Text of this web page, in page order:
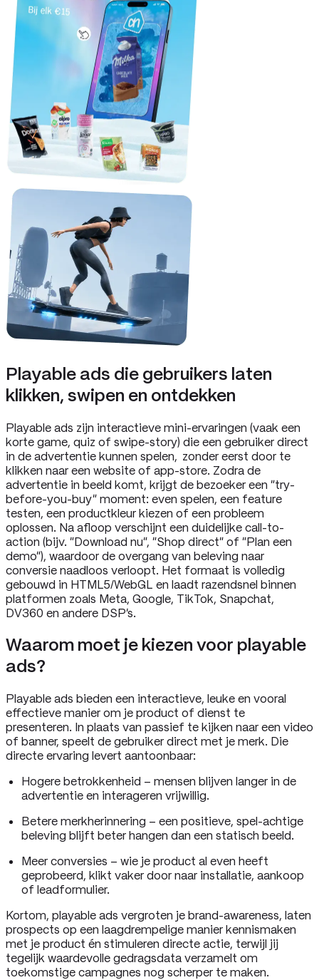
Playable ads die gebruikers laten
klikken, swipen en ontdekken
Playable ads zijn interactieve mini-ervaringen (vaak een
korte game, quiz of swipe-story) die een gebruiker direct
in de advertentie kunnen spelen, zonder eerst door te
klikken naar een website of app-store. Zodra de
advertentie in beeld komt, krijgt de bezoeker een “try-
before-you-buy” moment: even spelen, een feature
testen, een productkleur kiezen of een probleem
oplossen. Na afloop verschijnt een duidelijke call-to-
action (bijv. “Download nu”, “Shop direct” of “Plan een
demo”), waardoor de overgang van beleving naar
conversie naadloos verloopt. Het formaat is volledig
gebouwd in HTML5/WebGL en laadt razendsnel binnen
platformen zoals Meta, Google, TikTok, Snapchat,
DV360 en andere DSP’s.
Waarom moet je kiezen voor playable
ads?
Playable ads bieden een interactieve, leuke en vooral
effectieve manier om je product of dienst te
presenteren. In plaats van passief te kijken naar een video
of banner, speelt de gebruiker direct met je merk. Die
directe ervaring levert aantoonbaar:
Hogere betrokkenheid – mensen blijven langer in de
advertentie en interageren vrijwillig.
Betere merkherinnering – een positieve, spel-achtige
beleving blijft beter hangen dan een statisch beeld.
Meer conversies – wie je product al even heeft
geprobeerd, klikt vaker door naar installatie, aankoop
of leadformulier.
Kortom, playable ads vergroten je brand-awareness, laten
prospects op een laagdrempelige manier kennismaken
met je product én stimuleren directe actie, terwijl jij
tegelijk waardevolle gedragsdata verzamelt om
toekomstige campagnes nog scherper te maken.